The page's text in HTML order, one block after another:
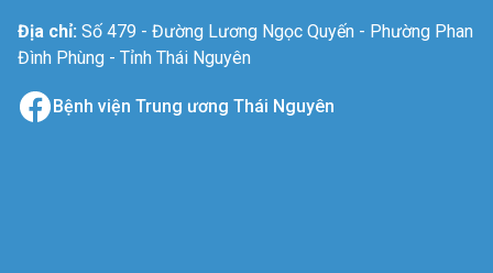
Địa chỉ: Số 479 - Đường Lương Ngọc Quyến - Phường Phan
Đình Phùng - Tỉnh Thái Nguyên
Bệnh viện Trung ương Thái Nguyên